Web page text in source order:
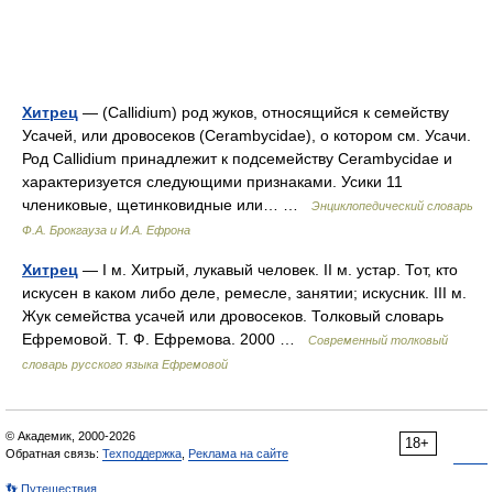
Хитрец — (Callidium) род жуков, относящийся к семейству
Усачей, или дровосеков (Cerambycidae), о котором см. Усачи.
Род Callidium принадлежит к подсемейству Cerambycidae и
характеризуется следующими признаками. Усики 11
члениковые, щетинковидные или… …
Энциклопедический словарь
Ф.А. Брокгауза и И.А. Ефрона
Хитрец — I м. Хитрый, лукавый человек. II м. устар. Тот, кто
искусен в каком либо деле, ремесле, занятии; искусник. III м.
Жук семейства усачей или дровосеков. Толковый словарь
Ефремовой. Т. Ф. Ефремова. 2000 …
Современный толковый
словарь русского языка Ефремовой
18+
© Академик, 2000-2026
Обратная связь: Техподдержка Реклама на сайте
👣 Путешествия